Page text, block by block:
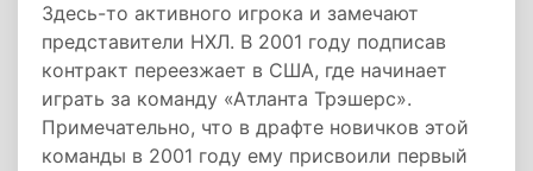
Здесь-то активного игрока и замечают
представители НХЛ. В 2001 году подписав
контракт переезжает в США, где начинает
играть за команду «Атланта Трэшерс».
Примечательно, что в драфте новичков этой
команды в 2001 году ему присвоили первый